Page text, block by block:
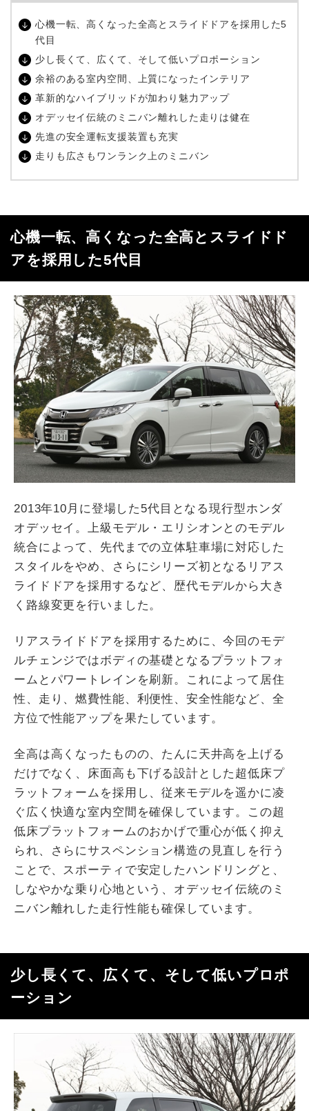
心機一転、高くなった全高とスライドドアを採用した5
代目
少し長くて、広くて、そして低いプロポーション
余裕のある室内空間、上質になったインテリア
革新的なハイブリッドが加わり魅力アップ
オデッセイ伝統のミニバン離れした走りは健在
先進の安全運転支援装置も充実
走りも広さもワンランク上のミニバン
心機一転、高くなった全高とスライドド
アを採用した5代目
2013年10月に登場した5代目となる現行型ホンダ
オデッセイ。上級モデル・エリシオンとのモデル
統合によって、先代までの立体駐車場に対応した
スタイルをやめ、さらにシリーズ初となるリアス
ライドドアを採用するなど、歴代モデルから大き
く路線変更を行いました。
リアスライドドアを採用するために、今回のモデ
ルチェンジではボディの基礎となるプラットフォ
ームとパワートレインを刷新。これによって居住
性、走り、燃費性能、利便性、安全性能など、全
方位で性能アップを果たしています。
全高は高くなったものの、たんに天井高を上げる
だけでなく、床面高も下げる設計とした超低床プ
ラットフォームを採用し、従来モデルを遥かに凌
ぐ広く快適な室内空間を確保しています。この超
低床プラットフォームのおかげで重心が低く抑え
られ、さらにサスペンション構造の見直しを行う
ことで、スポーティで安定したハンドリングと、
しなやかな乗り心地という、オデッセイ伝統のミ
ニバン離れした走行性能も確保しています。
少し長くて、広くて、そして低いプロポ
ーション